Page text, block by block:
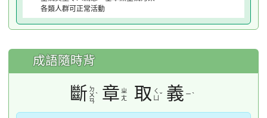
各類人群可正常活動
成語隨時背
斷 ㄉ
ㄨ
ㄢ
ˋ 章 ㄓ
ㄤ
取 ㄑ
ˇ 義 ㄧ ˋ